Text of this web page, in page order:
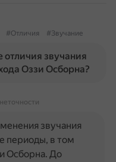
#Отличия #Звучание
звучания
Оззи Осборна?
звучания
периоды, в том
Осборна. До